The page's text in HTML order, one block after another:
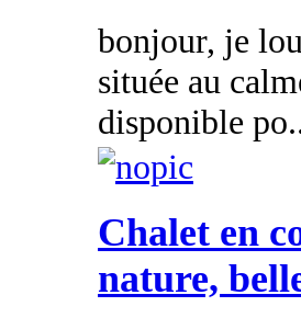
bonjour, je
située au
disponible
Chalet en
nature,